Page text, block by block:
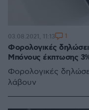
Φορολογικές
Μπόνους έκπτωσης
Φορολογικές
λάβουν
03.08.2021, 11:13 1